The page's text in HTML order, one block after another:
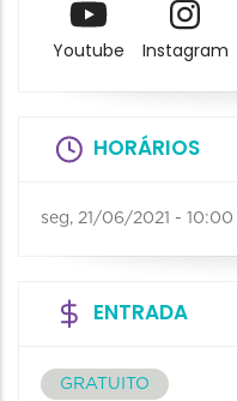
Youtube Instagram
HORÁRIOS
seg, 21/06/2021 - 10:00
ENTRADA
GRATUITO